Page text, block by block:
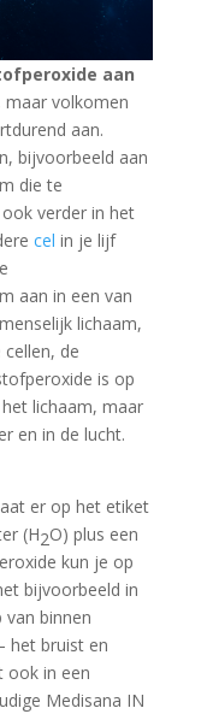
aan
maar volkomen
aan.
bijvoorbeeld aan
die te
verder in het
cel in je lijf
aan in een van
lichaam,
de
is op
lichaam, maar
en in de lucht.
er op het etiket
(H2O) plus een
kun je op
bijvoorbeeld in
binnen
het bruist en
ook in een
Medisana IN